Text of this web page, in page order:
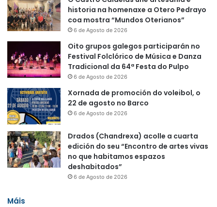
historia na homenaxe a Otero Pedrayo
coa mostra “Mundos Oterianos”
6 de Agosto de 2026
Oito grupos galegos participarán no
Festival Folclórico de Música e Danza
Tradicional da 64ª Festa do Pulpo
6 de Agosto de 2026
Xornada de promoción do voleibol, o
22 de agosto no Barco
6 de Agosto de 2026
Drados (Chandrexa) acolle a cuarta
edición do seu “Encontro de artes vivas
no que habitamos espazos
deshabitados”
6 de Agosto de 2026
Máis